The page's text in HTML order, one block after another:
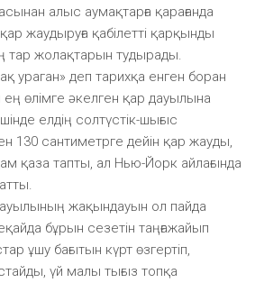
алыс аумақтарға қарағанда
жаудыруға қабілетті қарқынды
жолақтарын тудырады.
ураган» деп тарихқа енген боран
өлімге әкелген қар дауылына
елдің солтүстік-шығыс
130 сантиметрге дейін қар жауды,
қаза тапты, ал Нью-Йорк айлағында
жақындауын ол пайда
бұрын сезетін таңғажайып
ұшу бағытын күрт өзгертіп,
үй малы тығыз топқа